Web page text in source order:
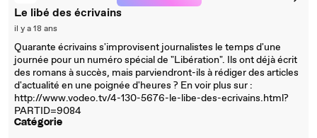
Le libé des écrivains
il y a 18 ans
Quarante écrivains s'improvisent journalistes le temps d'une
journée pour un numéro spécial de "Libération". Ils ont déjà écrit
des romans à succès, mais parviendront-ils à rédiger des articles
d'actualité en une poignée d'heures ? En voir plus sur :
http://www.vodeo.tv/4-130-5676-le-libe-des-ecrivains.html?
PARTID=9084
Catégorie